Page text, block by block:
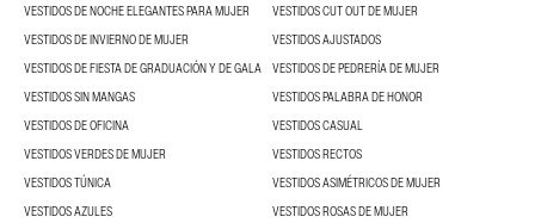
VESTIDOS DE NOCHE ELEGANTES PARA MUJER
VESTIDOS CUT OUT DE MUJER
VESTIDOS DE INVIERNO DE MUJER
VESTIDOS AJUSTADOS
VESTIDOS DE FIESTA DE GRADUACIÓN Y DE GALA VESTIDOS DE PEDRERÍA DE MUJER
VESTIDOS SIN MANGAS
VESTIDOS PALABRA DE HONOR
VESTIDOS DE OFICINA
VESTIDOS CASUAL
VESTIDOS VERDES DE MUJER
VESTIDOS RECTOS
VESTIDOS TÚNICA
VESTIDOS ASIMÉTRICOS DE MUJER
VESTIDOS AZULES
VESTIDOS ROSAS DE MUJER